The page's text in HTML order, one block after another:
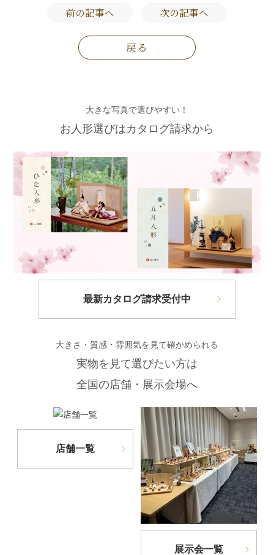
前の記事へ 次の記事へ
戻る
大きな写真で選びやすい！
お人形選びはカタログ請求から
最新カタログ請求受付中
大きさ・質感・雰囲気を見て確かめられる
実物を見て選びたい方は
全国の店舗・展示会場へ
店舗一覧
展示会一覧